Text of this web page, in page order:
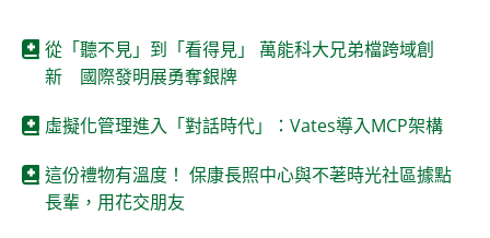
從「聽不見」到「看得見」 萬能科大兄弟檔跨域創
新 國際發明展勇奪銀牌
虛擬化管理進入「對話時代」：Vates導入MCP架構
這份禮物有溫度！ 保康長照中心與不荖時光社區據點
長輩，用花交朋友